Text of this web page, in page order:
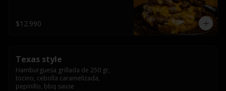
$12.990
Texas style
Hamburguesa grillada de 250 gr,
tocino, cebolla caramelizada,
pepinillo, bbq sause